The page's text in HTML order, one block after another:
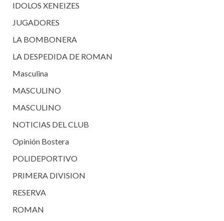
IDOLOS XENEIZES
JUGADORES
LA BOMBONERA
LA DESPEDIDA DE ROMAN
Masculina
MASCULINO
MASCULINO
NOTICIAS DEL CLUB
Opinión Bostera
POLIDEPORTIVO
PRIMERA DIVISION
RESERVA
ROMAN